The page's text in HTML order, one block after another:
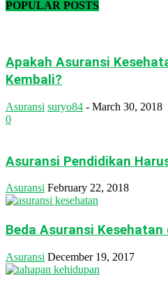
POPULAR POSTS
Apakah Asuransi
Kembali?
Asuransi suryo84 - March 30, 2018
0
Asuransi Pendidikan
Asuransi February 22, 2018
Beda Asuransi
Asuransi December 19, 2017